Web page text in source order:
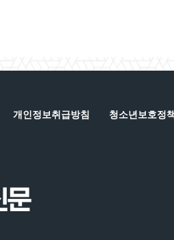
개인정보취급방침 청소년보호정